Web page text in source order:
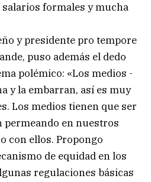
formales y mucha
y presidente pro tempore
puso además el dedo
polémico: «Los medios -
y la embarran, así es muy
Los medios tienen que ser
permeando en nuestros
con ellos. Propongo
de equidad en los
regulaciones básicas